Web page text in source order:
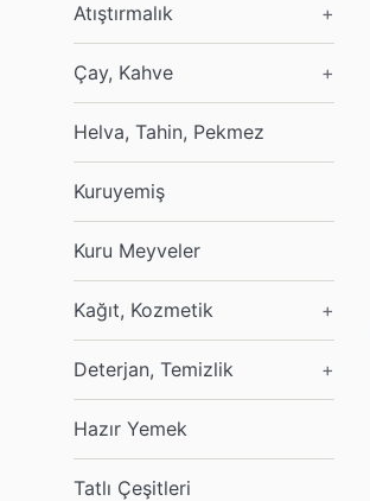
Atıştırmalık +
Çay, Kahve +
Helva, Tahin, Pekmez
Kuruyemiş
Kuru Meyveler
Kağıt, Kozmetik +
Deterjan, Temizlik +
Hazır Yemek
Tatlı Çeşitleri